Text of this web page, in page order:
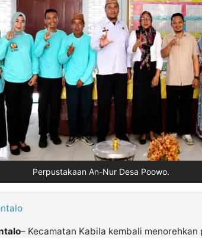
Perpustakaan An-Nur Desa Poowo.
– Kecamatan Kabila kembali menorehkan